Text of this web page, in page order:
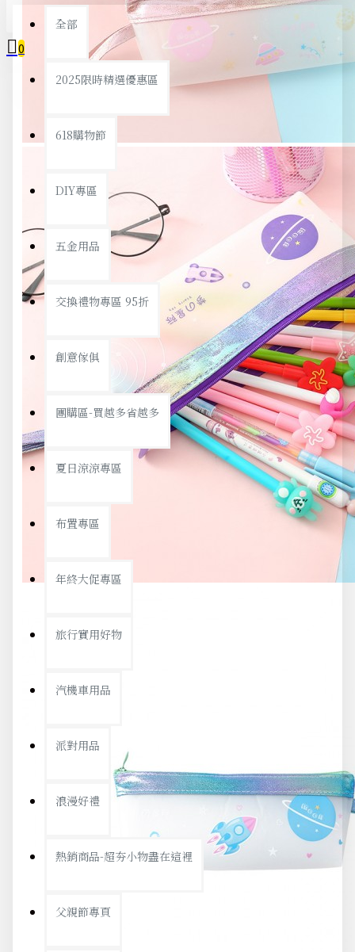
全部
2025限時精選優惠區
618購物節
DIY專區
五金用品
交換禮物專區 95折
創意傢俱
團購區-買越多省越多
夏日涼涼專區
布置專區
年終大促專區
旅行實用好物
汽機車用品
派對用品
浪漫好禮
熱銷商品-超夯小物盡在這裡
父親節專頁
0
您的購物車內沒有商品！